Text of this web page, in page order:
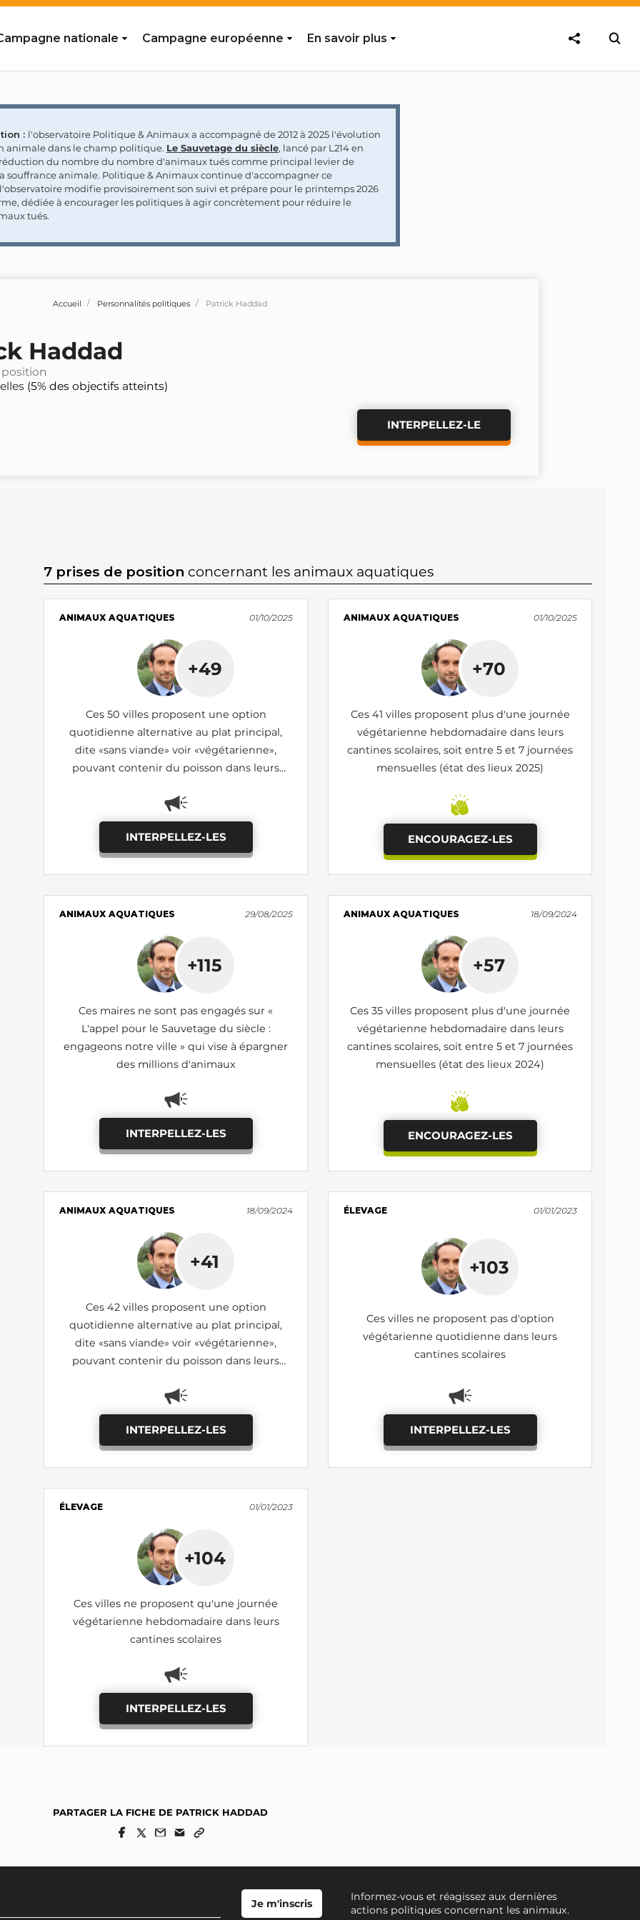
nationale Campagne européenne En savoir plus
: l'observatoire Politique & Animaux a accompagné de 2012 à 2025 l'évolution
animale dans le champ politique. Le Sauvetage du siècle, lancé par L214 en
réduction du nombre du nombre d'animaux tués comme principal levier de
souffrance animale. Politique & Animaux continue d'accompagner ce
modifie provisoirement son suivi et prépare pour le printemps 2026
dédiée à encourager les politiques à agir concrètement pour réduire le
tués.
Accueil Personnalités politiques Patrick Haddad
Haddad
position
(5% des objectifs atteints)
INTERPELLEZ-LE
7 prises de position concernant les animaux aquatiques
ANIMAUX AQUATIQUES 01/10/2025
+49
Ces 50 villes proposent une option
quotidienne alternative au plat principal,
dite «sans viande» voir «végétarienne»,
pouvant contenir du poisson dans leurs
INTERPELLEZ-LES
ANIMAUX AQUATIQUES 01/10/2025
+70
Ces 41 villes proposent plus d'une journée
végétarienne hebdomadaire dans leurs
cantines scolaires, soit entre 5 et 7 journées
mensuelles (état des lieux 2025)
ENCOURAGEZ-LES
ANIMAUX AQUATIQUES 29/08/2025
+115
Ces maires ne sont pas engagés sur «
L'appel pour le Sauvetage du siècle :
engageons notre ville » qui vise à épargner
des millions d'animaux
INTERPELLEZ-LES
ANIMAUX AQUATIQUES 18/09/2024
+57
Ces 35 villes proposent plus d'une journée
végétarienne hebdomadaire dans leurs
cantines scolaires, soit entre 5 et 7 journées
mensuelles (état des lieux 2024)
ENCOURAGEZ-LES
ANIMAUX AQUATIQUES 18/09/2024
+41
Ces 42 villes proposent une option
quotidienne alternative au plat principal,
dite «sans viande» voir «végétarienne»,
pouvant contenir du poisson dans leurs
INTERPELLEZ-LES
ÉLEVAGE 01/01/2023
+103
Ces villes ne proposent pas d'option
végétarienne quotidienne dans leurs
cantines scolaires
INTERPELLEZ-LES
ÉLEVAGE 01/01/2023
+104
Ces villes ne proposent qu'une journée
végétarienne hebdomadaire dans leurs
cantines scolaires
INTERPELLEZ-LES
PARTAGER LA FICHE DE PATRICK HADDAD
Informez-vous et réagissez aux dernières
actions politiques concernant les animaux.